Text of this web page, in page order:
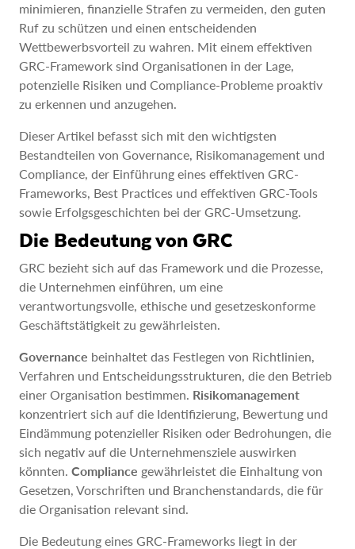
minimieren, finanzielle Strafen zu vermeiden, den guten
Ruf zu schützen und einen entscheidenden
Wettbewerbsvorteil zu wahren. Mit einem effektiven
GRC-Framework sind Organisationen in der Lage,
potenzielle Risiken und Compliance-Probleme proaktiv
zu erkennen und anzugehen.
Dieser Artikel befasst sich mit den wichtigsten
Bestandteilen von Governance, Risikomanagement und
Compliance, der Einführung eines effektiven GRC-
Frameworks, Best Practices und effektiven GRC-Tools
sowie Erfolgsgeschichten bei der GRC-Umsetzung.
Die Bedeutung von GRC
GRC bezieht sich auf das Framework und die Prozesse,
die Unternehmen einführen, um eine
verantwortungsvolle, ethische und gesetzeskonforme
Geschäftstätigkeit zu gewährleisten.
Governance beinhaltet das Festlegen von Richtlinien,
Verfahren und Entscheidungsstrukturen, die den Betrieb
einer Organisation bestimmen. Risikomanagement
konzentriert sich auf die Identifizierung, Bewertung und
Eindämmung potenzieller Risiken oder Bedrohungen, die
sich negativ auf die Unternehmensziele auswirken
könnten. Compliance gewährleistet die Einhaltung von
Gesetzen, Vorschriften und Branchenstandards, die für
die Organisation relevant sind.
Die Bedeutung eines GRC-Frameworks liegt in der